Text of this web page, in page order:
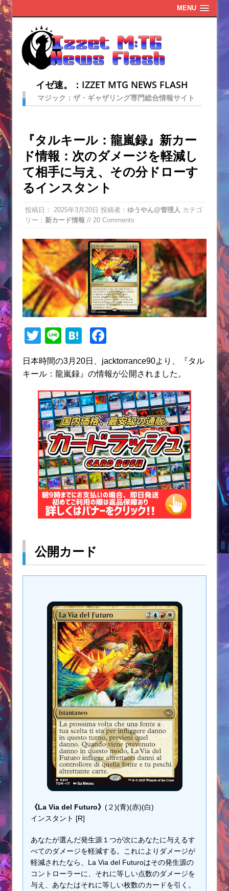
MENU
イゼ速。：IZZET MTG NEWS FLASH
マジック：ザ・ギャザリング専門総合情報サイト
『タルキール：龍嵐録』新カー
ド情報：次のダメージを軽減し
て相手に与え、その分ドローす
るインスタント
投稿日： 2025年3月20日 投稿者： ゆうやん@管理人 カテゴ
リー： 新カード情報 // 20 Comments
T
w
itt
Li
e
H
e
a
c
b
o
o
k
日本時間の3月20日、jacktorrance90より、『タル
キール：龍嵐録』の情報が公開されました。
公開カード
《La Via del Futuro》 (２)(青)(赤)(白)
インスタント [R]
あなたが選んだ発生源１つが次にあなたに与えるす
べてのダメージを軽減する。これによりダメージが
軽減されたなら、La Via del Futuroはその発生源の
コントローラーに、それに等しい点数のダメージを
与え、あなたはそれに等しい枚数のカードを引く。